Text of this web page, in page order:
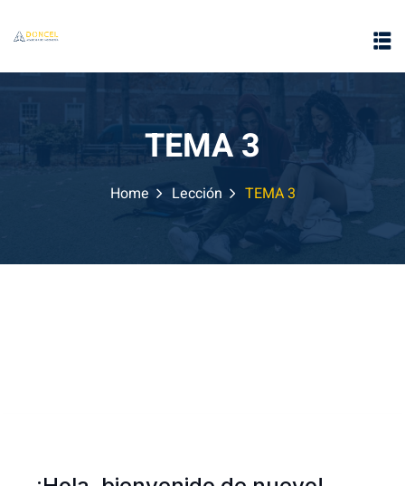
TEMA 3
Home Lección TEMA 3